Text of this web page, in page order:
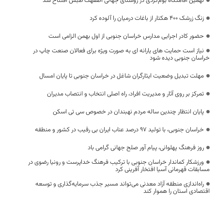
زنگ زرشک ۴۰۰ هکتار از باغات درمیان را آلوده کرد
حضور کادر اجرایی مدارس خراسان جنوبی از اول بهمن الزامی است
نیاز است حمایت های یارانه ای به صورت ویژه برای فعالان صنعت چاپ در
خراسان جنوبی دیده شود
مهلت تبدیل وضعیت ایثارگران شاغل در خراسان جنوبی تا پایان امسال
تمرکز بر روی آثار و مدیریت افراد، راه اصلی انتخاب و انتصاب مدیران
پایان انتظار چندین ساله مردم نهبندان در خصوص سی تی اسکن
خراسان جنوبی، با تولید 97 درصد عناب ایران بی رقیب در کشور و منطقه
روز فرهنگ پهلوانی، پیام آور صلح جهانی گرامی باد
ورزشکار کماندار خراسان جنوبی با ترکیب فرهنگ خداپرست و رونیا رضوی در
مسابقات قهرمانی آسیا افتخار آفرینی کرد
راه‌اندازی منطقه آزاد معدنی می‌تواند مسیر جذب سرمایه‌گذاری و توسعه
اقتصادی استان را هموار کند